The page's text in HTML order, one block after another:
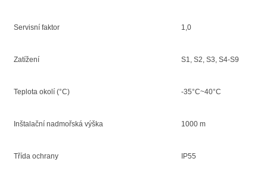
Servisní faktor 1,0
Zatížení S1, S2, S3, S4-S9
Teplota okolí (°C) -35°C~40°C
Inštalační nadmořská výška 1000 m
Třída ochrany IP55